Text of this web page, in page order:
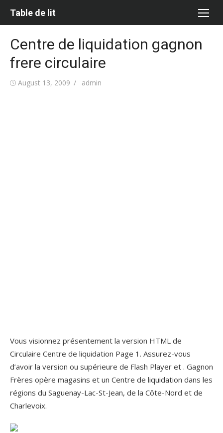
Table de lit
Centre de liquidation gagnon
frere circulaire
Posted
August 13, 2009 Author
admin
Vous visionnez présentement la version HTML de
Circulaire Centre de liquidation Page 1. Assurez-vous
d’avoir la version ou supérieure de Flash Player et . Gagnon
Frères opère magasins et un Centre de liquidation dans les
régions du Saguenay-Lac-St-Jean, de la Côte-Nord et de
Charlevoix.